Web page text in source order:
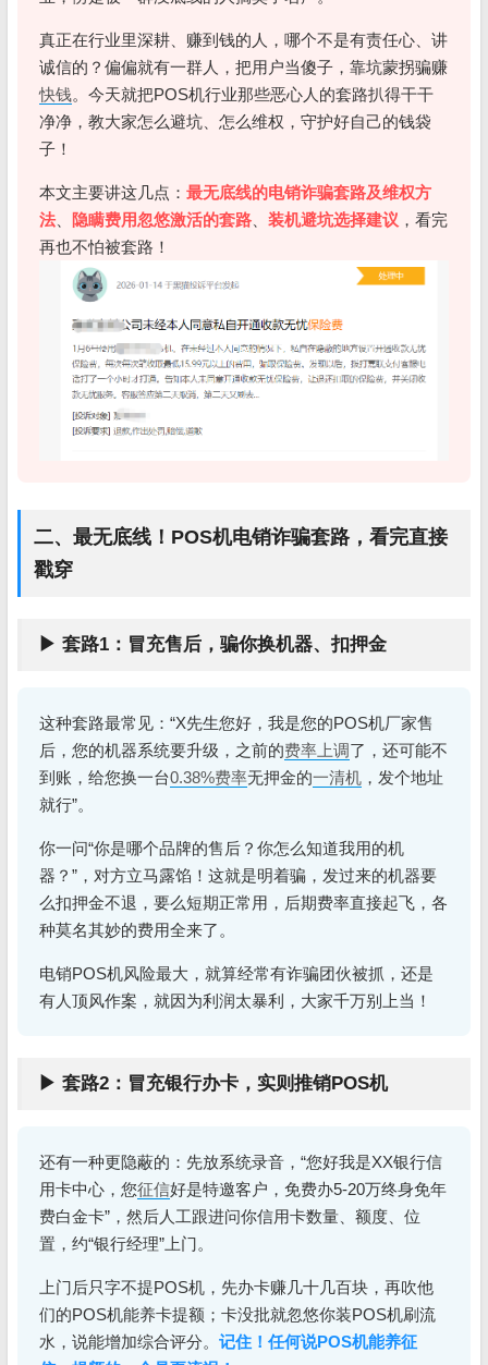
真正在行业里深耕、赚到钱的人，哪个不是有责任心、讲
诚信的？偏偏就有一群人，把用户当傻子，靠坑蒙拐骗赚
快钱。今天就把POS机行业那些恶心人的套路扒得干干
净净，教大家怎么避坑、怎么维权，守护好自己的钱袋
子！
本文主要讲这几点： 最无底线的电销诈骗套路及维权方
法
隐瞒费用忽悠激活的套路 装机避坑选择建议 ，看完
再也不怕被套路！
二、最无底线！POS机电销诈骗套路，看完直接
戳穿
▶ 套路1：冒充售后，骗你换机器、扣押金
这种套路最常见：“X先生您好，我是您的POS机厂家售
后，您的机器系统要升级，之前的费率上调了，还可能不
到账，给您换一台0.38%费率无押金的一清机 ，发个地址
就行”。
你一问“你是哪个品牌的售后？你怎么知道我用的机
器？”，对方立马露馅！这就是明着骗，发过来的机器要
么扣押金不退，要么短期正常用，后期费率直接起飞，各
种莫名其妙的费用全来了。
电销POS机风险最大，就算经常有诈骗团伙被抓，还是
有人顶风作案，就因为利润太暴利，大家千万别上当！
▶ 套路2：冒充银行办卡，实则推销POS机
还有一种更隐蔽的：先放系统录音，“您好我是XX银行信
用卡中心，您征信好是特邀客户，免费办5-20万终身免年
费白金卡”，然后人工跟进问你信用卡数量、额度、位
置，约“银行经理”上门。
上门后只字不提POS机，先办卡赚几十几百块，再吹他
们的POS机能养卡提额；卡没批就忽悠你装POS机刷流
水，说能增加综合评分。 记住！任何说POS机能养征